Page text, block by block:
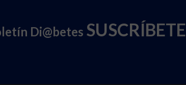
Di@betes SUSCRÍBETE